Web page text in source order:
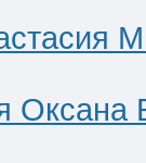
Оксана